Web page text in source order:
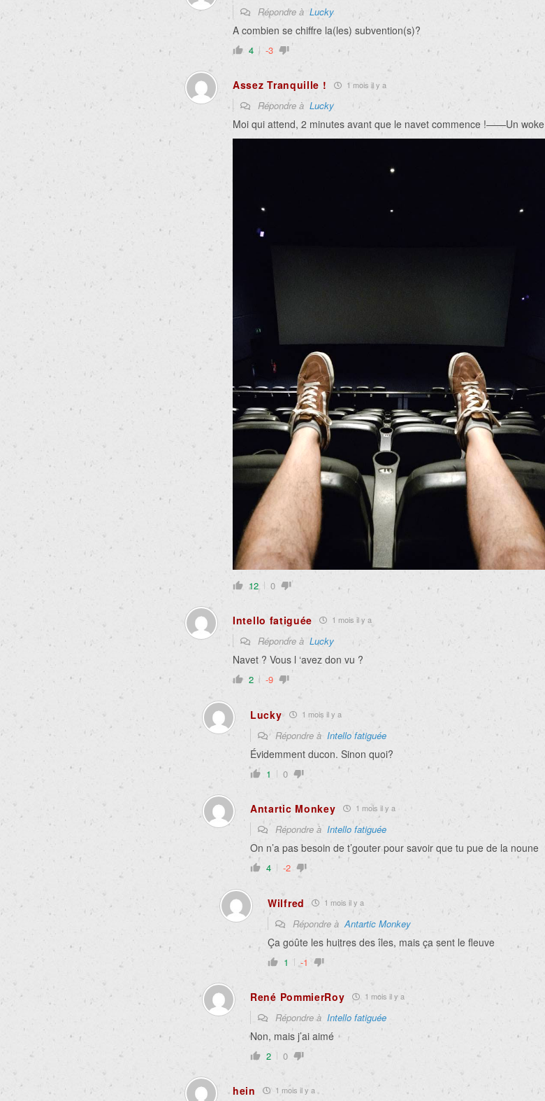
Répondre à Lucky
A combien se chiffre la(les) subvention(s)?
4 -3
Assez Tranquille ! 1 mois il y a
Répondre à Lucky
Moi qui attend, 2 minutes avant que le navet commence !——Un woke
12 0
Intello fatiguée 1 mois il y a
Répondre à Lucky
Navet ? Vous l ‘avez don vu ?
2 -9
Lucky 1 mois il y a
Répondre à Intello fatiguée
Évidemment ducon. Sinon quoi?
1 0
Antartic Monkey 1 mois il y a
Répondre à Intello fatiguée
On n’a pas besoin de t’gouter pour savoir que tu pue de la noune
4 -2
Wilfred 1 mois il y a
Répondre à Antartic Monkey
Ça goûte les huitres des îles, mais ça sent le fleuve
1 -1
René PommierRoy 1 mois il y a
Répondre à Intello fatiguée
Non, mais j’ai aimé
2 0
hein 1 mois il y a